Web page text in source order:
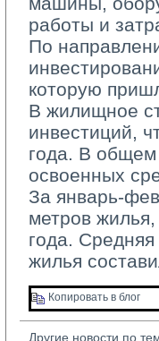
работы и
По
которую
В жилищное
инвестиций,
года. В общем
освоенных
За январь-
метров
года. Средняя
жилья
Копировать в блог
Другие новости по